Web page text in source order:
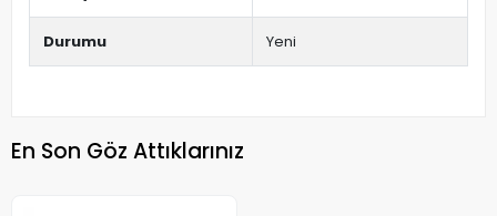
Durumu Yeni
En Son Göz Attıklarınız